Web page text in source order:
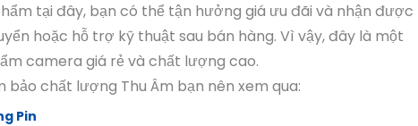
tại đây, bạn có thể tận hưởng giá ưu đãi và nhận được
hoặc hỗ trợ kỹ thuật sau bán hàng. Vì vậy, đây là một
camera giá rẻ và chất lượng cao.
chất lượng Thu Âm bạn nên xem qua:
Pin